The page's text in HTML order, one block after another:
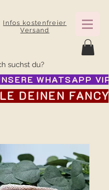
Infos kostenfreier
Versand
WHATSAPP
DEINEN